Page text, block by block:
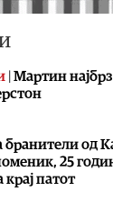
Мартин
бранители од
25
патот